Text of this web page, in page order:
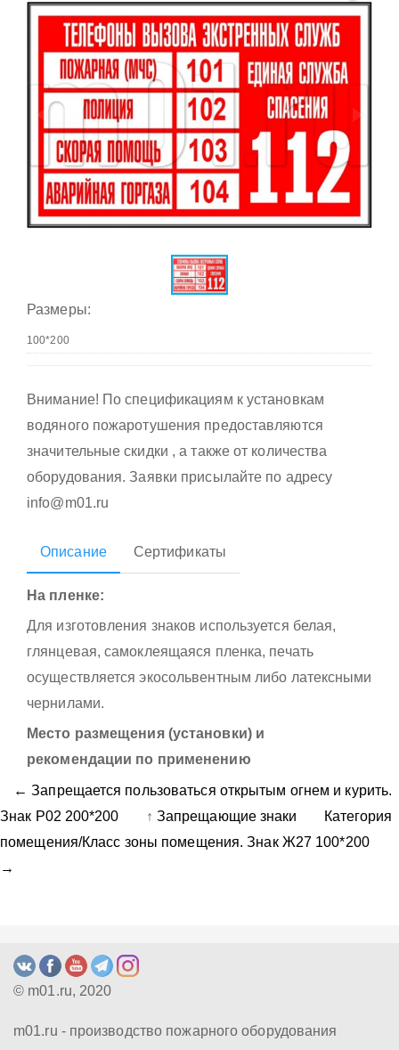
Размеры:
Внимание! По спецификациям к установкам
водяного пожаротушения предоставляются
значительные скидки , а также от количества
оборудования. Заявки присылайте по адресу
info@m01.ru
Описание Сертификаты
На пленке:
Для изготовления знаков используется белая,
глянцевая, самоклеящаяся пленка, печать
осуществляется экосольвентным либо латексными
чернилами.
Место размещения (установки) и
рекомендации по применению
← Запрещается пользоваться открытым огнем и курить.
Знак Р02 200*200
↑ Запрещающие знаки
Категория
помещения/Класс зоны помещения. Знак Ж27 100*200
→
© m01.ru, 2020
m01.ru - производство пожарного оборудования